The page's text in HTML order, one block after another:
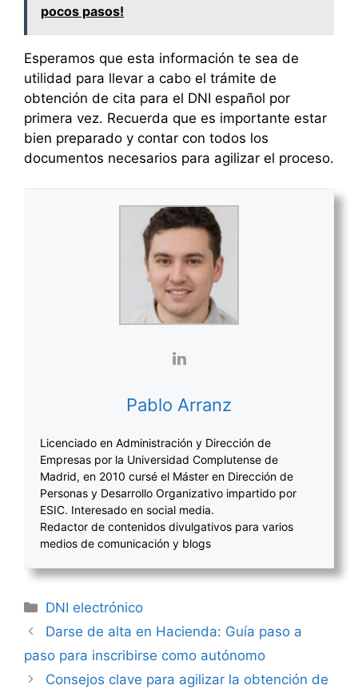
pocos pasos!
Esperamos que esta información te sea de
utilidad para llevar a cabo el trámite de
obtención de cita para el DNI español por
primera vez. Recuerda que es importante estar
bien preparado y contar con todos los
documentos necesarios para agilizar el proceso.
Pablo Arranz
Licenciado en Administración y Dirección de
Empresas por la Universidad Complutense de
Madrid, en 2010 cursé el Máster en Dirección de
Personas y Desarrollo Organizativo impartido por
ESIC. Interesado en social media.
Redactor de contenidos divulgativos para varios
medios de comunicación y blogs
Categorías
DNI electrónico
Navegación
de
entradas
Darse de alta en Hacienda: Guía paso a
paso para inscribirse como autónomo
Consejos clave para agilizar la obtención de